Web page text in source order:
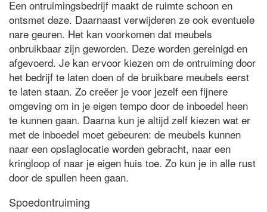
Een ontruimingsbedrijf maakt de ruimte schoon en
ontsmet deze. Daarnaast verwijderen ze ook eventuele
nare geuren. Het kan voorkomen dat meubels
onbruikbaar zijn geworden. Deze worden gereinigd en
afgevoerd. Je kan ervoor kiezen om de ontruiming door
het bedrijf te laten doen of de bruikbare meubels eerst
te laten staan. Zo creëer je voor jezelf een fijnere
omgeving om in je eigen tempo door de inboedel heen
te kunnen gaan. Daarna kun je altijd zelf kiezen wat er
met de inboedel moet gebeuren: de meubels kunnen
naar een opslaglocatie worden gebracht, naar een
kringloop of naar je eigen huis toe. Zo kun je in alle rust
door de spullen heen gaan.
Spoedontruiming